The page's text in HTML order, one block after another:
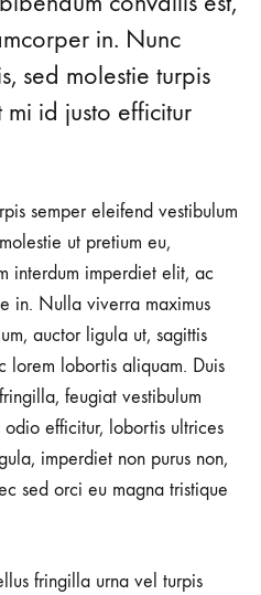
in. Nunc
sed molestie turpis
id justo efficitur
semper eleifend vestibulum
ut pretium eu,
interdum imperdiet elit, ac
in. Nulla viverra maximus
auctor ligula ut, sagittis
lorem lobortis aliquam. Duis
feugiat vestibulum
efficitur, lobortis ultrices
imperdiet non purus non,
sed orci eu magna tristique
fringilla urna vel turpis